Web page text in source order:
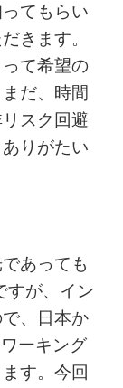
てもらい
きます。
て希望の
だ、時間
スク回避
りがたい
あっても
すが、イン
、
日本か
ーキング
す。今回